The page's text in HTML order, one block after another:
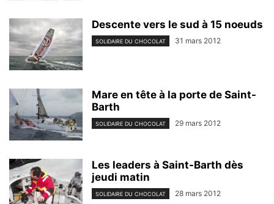
Descente vers le sud à 15 noeuds
SOLIDAIRE DU CHOCOLAT 31 mars 2012
Mare en tête à la porte de Saint-
Barth
SOLIDAIRE DU CHOCOLAT 29 mars 2012
Les leaders à Saint-Barth dès
jeudi matin
SOLIDAIRE DU CHOCOLAT 28 mars 2012